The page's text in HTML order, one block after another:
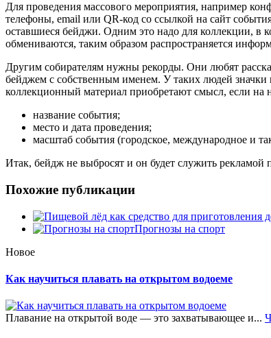
Для проведения массового мероприятия, например
телефоны, email или QR-код со ссылкой на сайт
оставшиеся бейджи. Одним это надо для коллекции, в
обмениваются, таким образом распространяется
Другим собирателям нужны рекорды. Они любят
бейджем с собственным именем. У таких людей
коллекционный материал приобретают смысл, если на
название события;
место и дата проведения;
масштаб события (городское, международное и
Итак, бейдж не выбросят и он будет служить
Похожие публикации
Прогнозы на спорт
Новое
Как научиться плавать на открытом водоеме
Плавание на открытой воде — это захватывающее и...